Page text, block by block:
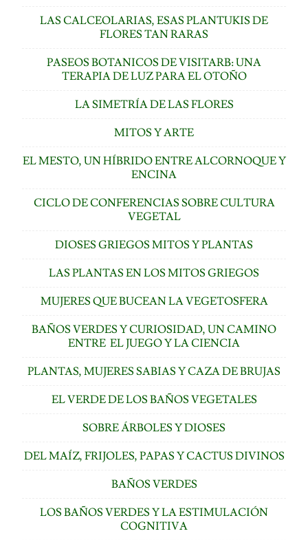
LAS CALCEOLARIAS, ESAS PLANTUKIS DE
FLORES TAN RARAS
PASEOS BOTANICOS DE VISITARB: UNA
TERAPIA DE LUZ PARA EL OTOÑO
LA SIMETRÍA DE LAS FLORES
MITOS Y ARTE
EL MESTO, UN HÍBRIDO ENTRE ALCORNOQUE Y
ENCINA
CICLO DE CONFERENCIAS SOBRE CULTURA
VEGETAL
DIOSES GRIEGOS MITOS Y PLANTAS
LAS PLANTAS EN LOS MITOS GRIEGOS
MUJERES QUE BUCEAN LA VEGETOSFERA
BAÑOS VERDES Y CURIOSIDAD, UN CAMINO
ENTRE EL JUEGO Y LA CIENCIA
PLANTAS, MUJERES SABIAS Y CAZA DE BRUJAS
EL VERDE DE LOS BAÑOS VEGETALES
SOBRE ÁRBOLES Y DIOSES
DEL MAÍZ, FRIJOLES, PAPAS Y CACTUS DIVINOS
BAÑOS VERDES
LOS BAÑOS VERDES Y LA ESTIMULACIÓN
COGNITIVA